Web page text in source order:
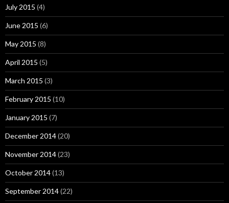
July 2015 (4)
June 2015 (6)
May 2015 (8)
April 2015 (5)
March 2015 (3)
February 2015 (10)
January 2015 (7)
December 2014(20)
November 2014(23)
October 2014(13)
September 2014(22)